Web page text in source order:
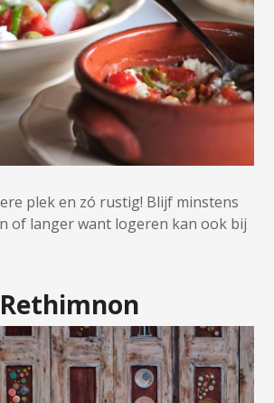
plek en zó rustig! Blijf minstens
of langer want logeren kan ook bij